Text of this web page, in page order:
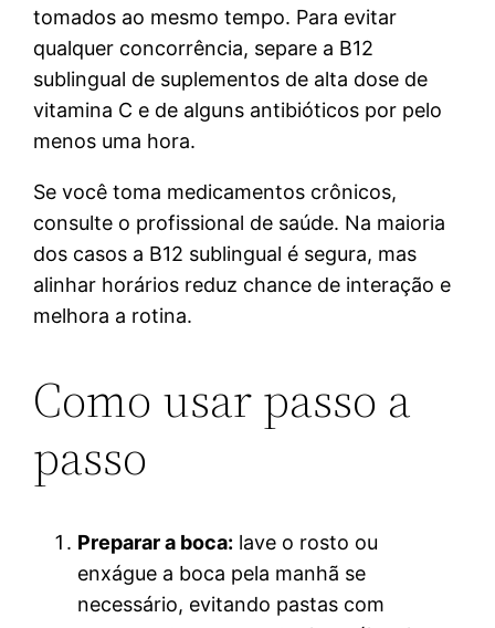
tomados ao mesmo tempo. Para evitar
qualquer concorrência, separe a B12
sublingual de suplementos de alta dose de
vitamina C e de alguns antibióticos por pelo
menos uma hora.
Se você toma medicamentos crônicos,
consulte o profissional de saúde. Na maioria
dos casos a B12 sublingual é segura, mas
alinhar horários reduz chance de interação e
melhora a rotina.
Como usar passo a
passo
Preparar a boca: lave o rosto ou
enxágue a boca pela manhã se
necessário, evitando pastas com